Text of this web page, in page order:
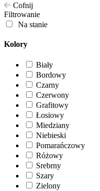
Cofnij
Filtrowanie
Na stanie
Kolory
Biały
Bordowy
Czarny
Czerwony
Grafitowy
Łosiowy
Miedziany
Niebieski
Pomarańczowy
Różowy
Srebrny
Szary
Zielony